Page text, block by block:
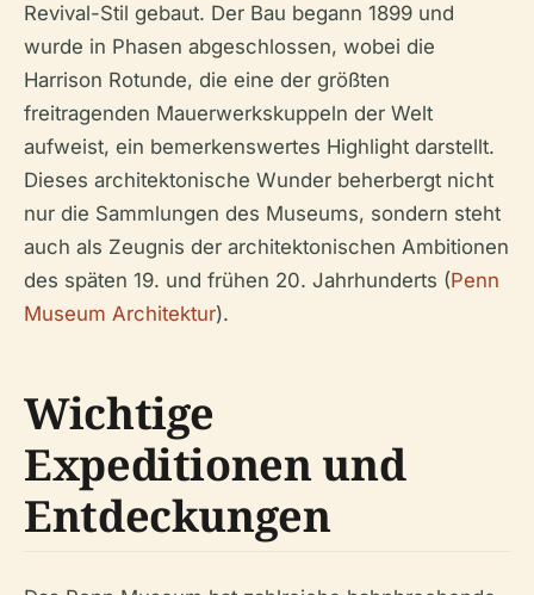
Revival-Stil gebaut. Der Bau begann 1899 und
wurde in Phasen abgeschlossen, wobei die
Harrison Rotunde, die eine der größten
freitragenden Mauerwerkskuppeln der Welt
aufweist, ein bemerkenswertes Highlight darstellt.
Dieses architektonische Wunder beherbergt nicht
nur die Sammlungen des Museums, sondern steht
auch als Zeugnis der architektonischen Ambitionen
des späten 19. und frühen 20. Jahrhunderts (Penn
Museum Architektur).
Wichtige
Expeditionen und
Entdeckungen